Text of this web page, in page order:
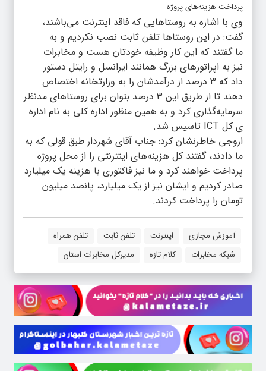
پرداخت هزینه‌های پروژه
وی با اشاره به روستاهایی که فاقد اینترنت می‌باشند،
گفت: در این روستاها تلفن ثابت نصب نکردیم و به
ما گفتند که این کار وظیفه خودتان هست و مخابرات
نیز به اپراتورهای بزرگ همانند ایرانسل و رایتل دستور
داد که ۳ درصد از درآمدشان را به وزارتخانه اختصاص
دهند تا از طریق این ۳ درصد بتوان برای روستاهای مدنظر
سرمایه‌گذاری کرد و به همین منظور اداره کلی به نام اداره
ی کل ICT تاسیس شد.
اروجی خاطرنشان کرد: جناب آقای شهردار طبق قولی که به
ما دادند، گفتند کل هزینه‌های اینترنتی را از محل پروژه
پرداخت خواهند کرد و ما نیز فاکتوری با هزینه یک میلیارد
صادر کردیم و ایشان نیز از یک میلیارد، پانصد میلیون
تومان را پرداخت کردند.
آموزش مجازی اینترنت تلفن ثابت
تلفن همراه
شبکه مخابرات
کلام تازه مدیرکل مخابرات استان